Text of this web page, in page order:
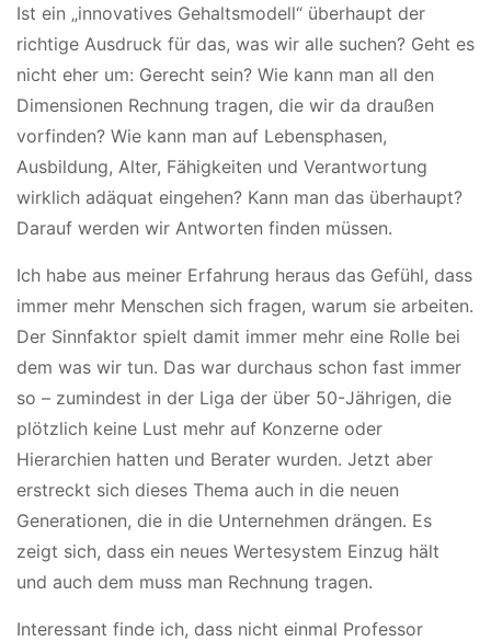
Ist ein „innovatives Gehaltsmodell“ überhaupt der
richtige Ausdruck für das, was wir alle suchen? Geht es
nicht eher um: Gerecht sein? Wie kann man all den
Dimensionen Rechnung tragen, die wir da draußen
vorfinden? Wie kann man auf Lebensphasen,
Ausbildung, Alter, Fähigkeiten und Verantwortung
wirklich adäquat eingehen? Kann man das überhaupt?
Darauf werden wir Antworten finden müssen.
Ich habe aus meiner Erfahrung heraus das Gefühl, dass
immer mehr Menschen sich fragen, warum sie arbeiten.
Der Sinnfaktor spielt damit immer mehr eine Rolle bei
dem was wir tun. Das war durchaus schon fast immer
so – zumindest in der Liga der über 50-Jährigen, die
plötzlich keine Lust mehr auf Konzerne oder
Hierarchien hatten und Berater wurden. Jetzt aber
erstreckt sich dieses Thema auch in die neuen
Generationen, die in die Unternehmen drängen. Es
zeigt sich, dass ein neues Wertesystem Einzug hält
und auch dem muss man Rechnung tragen.
Interessant finde ich, dass nicht einmal Professor